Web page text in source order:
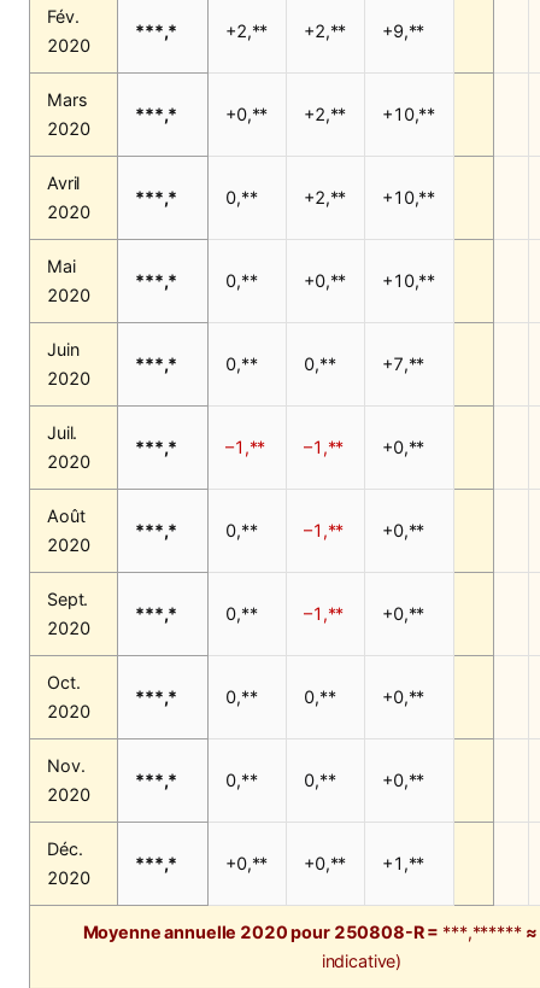
Fév.
2020
***,* +2,** +2,** +9,**
Mars
2020
***,* +0,** +2,** +10,**
Avril
2020
***,* 0,** +2,** +10,**
Mai
2020
***,* 0,** +0,** +10,**
Juin
2020
***,* 0,** 0,** +7,**
Juil.
2020
***,* –1,** –1,** +0,**
Août
2020
***,* 0,** –1,** +0,**
Sept.
2020
***,* 0,** –1,** +0,**
Oct.
2020
***,* 0,** 0,** +0,**
Nov.
2020
***,* 0,** 0,** +0,**
Déc.
2020
***,* +0,** +0,** +1,**
Moyenne annuelle 2020 pour 250808-R = ***,******≈
indicative)